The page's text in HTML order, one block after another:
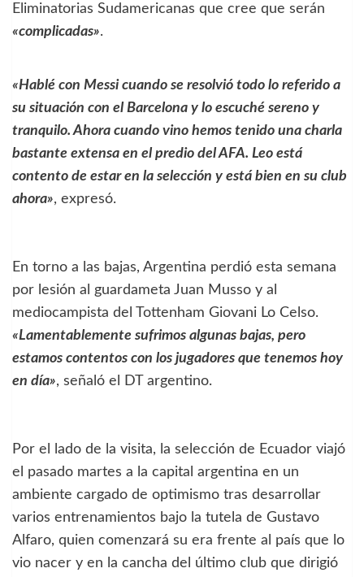
Eliminatorias Sudamericanas que cree que serán
«complicadas».
«Hablé con Messi cuando se resolvió todo lo referido a
su situación con el Barcelona y lo escuché sereno y
tranquilo. Ahora cuando vino hemos tenido una charla
bastante extensa en el predio del AFA. Leo está
contento de estar en la selección y está bien en su club
ahora», expresó.
En torno a las bajas, Argentina perdió esta semana
por lesión al guardameta Juan Musso y al
mediocampista del Tottenham Giovani Lo Celso.
«Lamentablemente sufrimos algunas bajas, pero
estamos contentos con los jugadores que tenemos hoy
en día», señaló el DT argentino.
Por el lado de la visita, la selección de Ecuador viajó
el pasado martes a la capital argentina en un
ambiente cargado de optimismo tras desarrollar
varios entrenamientos bajo la tutela de Gustavo
Alfaro, quien comenzará su era frente al país que lo
vio nacer y en la cancha del último club que dirigió